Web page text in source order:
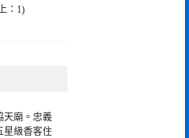
：1)
天廟。忠義
星級香客住